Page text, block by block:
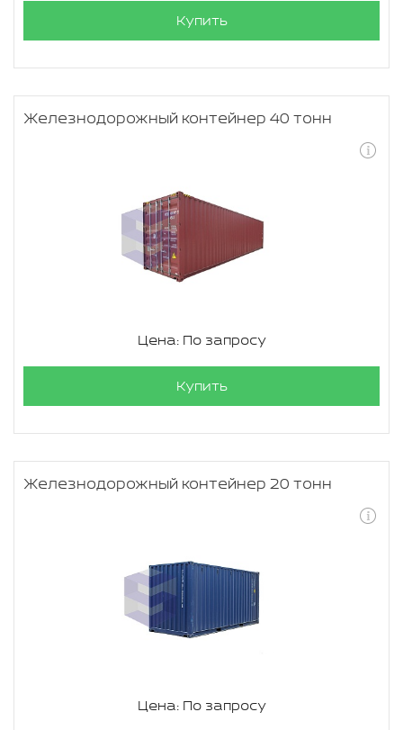
Купить
Железнодорожный контейнер 40 тонн
Цена: По запросу
Купить
Железнодорожный контейнер 20 тонн
Цена: По запросу